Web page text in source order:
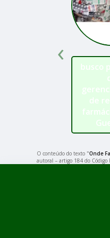
busco
de
‹
O conteúdo do texto "Onde
autoral – artigo 184 do Código